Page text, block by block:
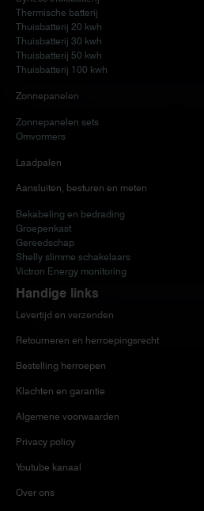
Thermische batterij
Thuisbatterij 20 kwh
Thuisbatterij 30 kwh
Thuisbatterij 50 kwh
Thuisbatterij 100 kwh
Zonnepanelen
Zonnepanelen sets
Omvormers
Laadpalen
Aansluiten, besturen en meten
Bekabeling en bedrading
Groepenkast
Gereedschap
Shelly slimme schakelaars
Victron Energy monitoring
Handige links
Levertijd en verzenden
Retourneren en herroepingsrecht
Bestelling herroepen
Klachten en garantie
Algemene voorwaarden
Privacy policy
Youtube kanaal
Over ons